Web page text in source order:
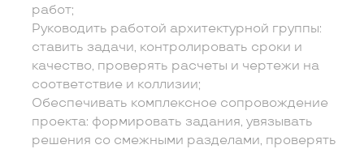
работ;
Руководить работой архитектурной группы:
ставить задачи, контролировать сроки и
качество, проверять расчеты и чертежи на
соответствие и коллизии;
Обеспечивать комплексное сопровождение
проекта: формировать задания, увязывать
решения со смежными разделами, проверять